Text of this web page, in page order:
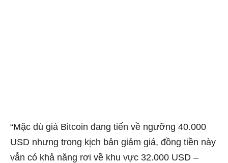
“Mặc dù giá Bitcoin đang tiến về ngưỡng 40.000
USD nhưng trong kịch bản giảm giá, đồng tiền này
vẫn có khả năng rơi về khu vực 32.000 USD –